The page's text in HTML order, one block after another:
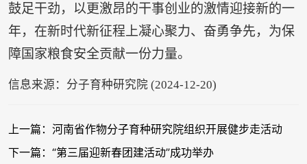
鼓足干劲，以更激昂的干事创业的激情迎接新的一
年，在新时代新征程上凝心聚力、奋勇争先，为保
障国家粮食安全贡献一份力量。
信息来源：分子育种研究院 (2024-12-20)
上一篇：河南省作物分子育种研究院组织开展健步走活动
下一篇：“第三届迎新春团建活动”成功举办